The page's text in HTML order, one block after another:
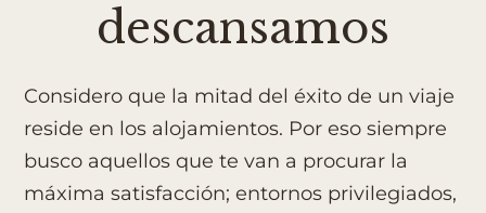
descansamos
Considero que la mitad del éxito de un viaje
reside en los alojamientos. Por eso siempre
busco aquellos que te van a procurar la
máxima satisfacción; entornos privilegiados,